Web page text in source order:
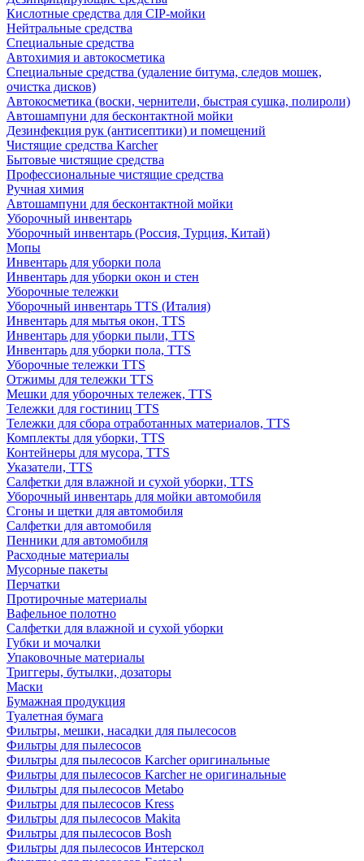
Кислотные средства для CIP-мойки
Нейтральные средства
Специальные средства
Автохимия и автокосметика
Специальные средства (удаление битума, следов мошек,
очистка дисков)
Автокосметика (воски, чернители, быстрая сушка, полироли)
Автошампуни для бесконтактной мойки
Дезинфекция рук (антисептики) и помещений
Чистящие средства Karcher
Бытовые чистящие средства
Профессиональные чистящие средства
Ручная химия
Автошампуни для бесконтактной мойки
Уборочный инвентарь
Уборочный инвентарь (Россия, Турция, Китай)
Мопы
Инвентарь для уборки пола
Инвентарь для уборки окон и стен
Уборочные тележки
Уборочный инвентарь TTS (Италия)
Инвентарь для мытья окон, TTS
Инвентарь для уборки пыли, TTS
Инвентарь для уборки пола, TTS
Уборочные тележки TTS
Отжимы для тележки TTS
Мешки для уборочных тележек, TTS
Тележки для гостиниц TTS
Тележки для сбора отработанных материалов, TTS
Комплекты для уборки, TTS
Контейнеры для мусора, TTS
Указатели, TTS
Салфетки для влажной и сухой уборки, TTS
Уборочный инвентарь для мойки автомобиля
Сгоны и щетки для автомобиля
Салфетки для автомобиля
Пенники для автомобиля
Расходные материалы
Мусорные пакеты
Перчатки
Протирочные материалы
Вафельное полотно
Салфетки для влажной и сухой уборки
Губки и мочалки
Упаковочные материалы
Триггеры, бутылки, дозаторы
Маски
Бумажная продукция
Туалетная бумага
Фильтры, мешки, насадки для пылесосов
Фильтры для пылесосов
Фильтры для пылесосов Karcher оригинальные
Фильтры для пылесосов Karcher не оригинальные
Фильтры для пылесосов Metabo
Фильтры для пылесосов Kress
Фильтры для пылесосов Makita
Фильтры для пылесосов Bosh
Фильтры для пылесосов Интерскол